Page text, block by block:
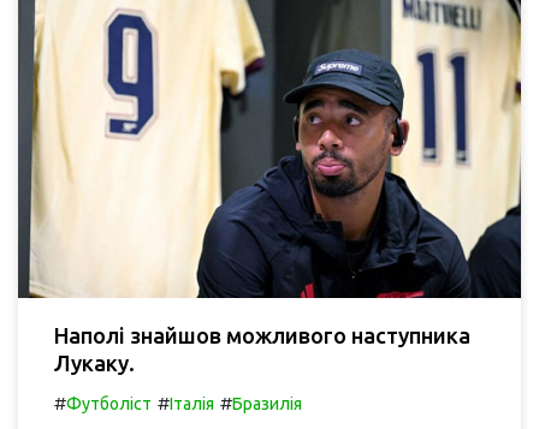
Наполі знайшов можливого наступника
Лукаку.
#Футболіст #Італія #Бразилія